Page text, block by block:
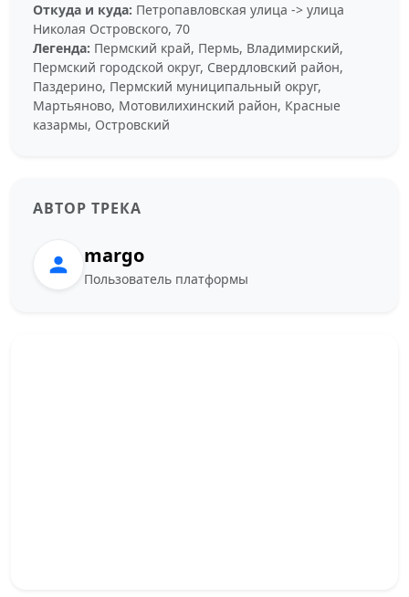
Откуда и куда: Петропавловская улица -> улица
Николая Островского, 70
Легенда: Пермский край, Пермь, Владимирский,
Пермский городской округ, Свердловский район,
Паздерино, Пермский муниципальный округ,
Мартьяново, Мотовилихинский район, Красные
казармы, Островский
АВТОР ТРЕКА
margo
Пользователь платформы